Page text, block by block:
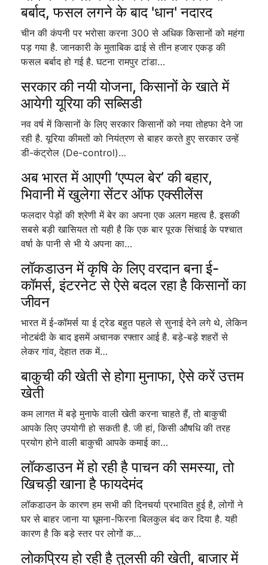
बर्बाद, फसल लगने के बाद 'धान' नदारद
चीन की कंपनी पर भरोसा करना 300 से अधिक किसानों को महंगा
पड़ गया है. जानकारी के मुताबिक ढाई से तीन हजार एकड़ की
फसल बर्बाद हो गई है. घटना रामपुर टांडा…
सरकार की नयी योजना, किसानों के खाते में
आयेगी यूरिया की सब्सिडी
नव वर्ष में किसानों के लिए सरकार किसानों को नया तोहफा देने जा
रही है. यूरिया कीमतों को नियंत्रण से बाहर करते हुए सरकार उन्हें
डी-कंट्रोल (De-control)…
अब भारत में आएगी ‘एप्पल बेर’ की बहार,
भिवानी में खुलेगा सेंटर ऑफ एक्सीलेंस
फलदार पेड़ों की श्रेणी में बेर का अपना एक अलग महत्व है. इसकी
सबसे बड़ी खासियत तो यही है कि एक बार पूरक सिंचाई के पश्चात
वर्षा के पानी से भी ये अपना का…
लॉकडाउन में कृषि के लिए वरदान बना ई-
कॉमर्स, इंटरनेट से ऐसे बदल रहा है किसानों का
जीवन
भारत में ई-कॉमर्स या ई ट्रेड बहुत पहले से सुनाई देने लगे थे, लेकिन
नोटबंदी के बाद इसमें अचानक रफ्तार आई है. बड़े-बड़े शहरों से
लेकर गांव, देहात तक में…
बाकुची की खेती से होगा मुनाफा, ऐसे करें उत्तम
खेती
कम लागत में बड़े मुनाफे वाली खेती करना चाहते हैं, तो बाकुची
आपके लिए उपयोगी हो सकती है. जी हां, किसी औषधि की तरह
प्रयोग होने वाली बाकुची आपके कमाई का…
लॉकडाउन में हो रही है पाचन की समस्या, तो
खिचड़ी खाना है फायदेमंद
लॉकडाउन के कारण हम सभी की दिनचर्या प्रभावित हुई है, लोगों ने
घर से बाहर जाना या घूमना-फिरना बिलकुल बंद कर दिया है. यही
कारण है कि बड़े स्तर पर लोगों क…
लोकप्रिय हो रही है तुलसी की खेती, बाजार में